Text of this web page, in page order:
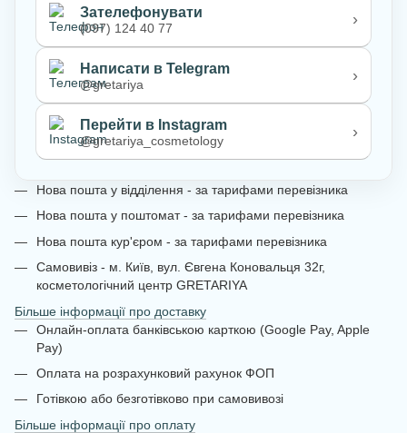
Зателефонувати
(097) 124 40 77 ›
Написати в Telegram
@gretariya ›
Перейти в Instagram
@gretariya_cosmetology ›
Нова пошта у відділення - за тарифами перевізника
Нова пошта у поштомат - за тарифами перевізника
Нова пошта кур'єром - за тарифами перевізника
Самовивіз - м. Київ, вул. Євгена Коновальця 32г,
косметологічний центр GRETARIYA
Більше інформації про доставку
Онлайн-оплата банківською карткою (Google Pay, Apple
Pay)
Оплата на розрахунковий рахунок ФОП
Готівкою або безготівково при самовивозі
Більше інформації про оплату